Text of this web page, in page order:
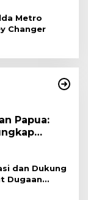
Metro
Changer
Papua:
dan Dukung
Dugaan